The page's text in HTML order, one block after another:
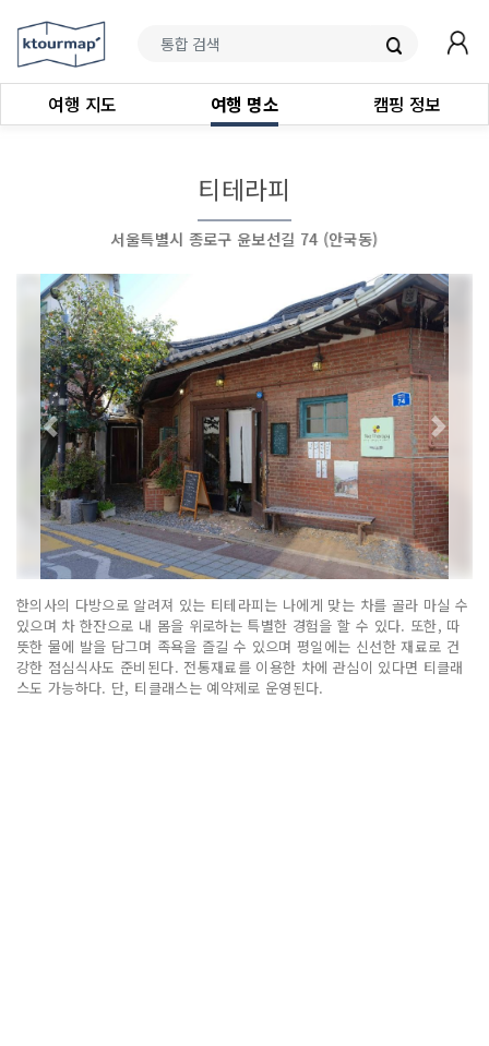
여행 지도 여행 명소 캠핑 정보
티테라피
서울특별시 종로구 윤보선길 74 (안국동)
한의사의 다방으로 알려져 있는 티테라피는 나에게 맞는 차를 골라 마실 수
있으며 차 한잔으로 내 몸을 위로하는 특별한 경험을 할 수 있다. 또한, 따
뜻한 물에 발을 담그며 족욕을 즐길 수 있으며 평일에는 신선한 재료로 건
강한 점심식사도 준비된다. 전통재료를 이용한 차에 관심이 있다면 티클래
스도 가능하다. 단, 티클래스는 예약제로 운영된다.